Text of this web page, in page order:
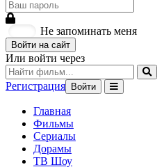
Не запоминать меня
Войти на сайт
Или войти через
Регистрация Войти
Главная
Фильмы
Сериалы
Дорамы
ТВ Шоу